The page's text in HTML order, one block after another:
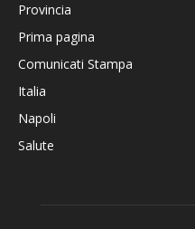
Provincia
Prima pagina
Comunicati Stampa
Italia
Napoli
Salute